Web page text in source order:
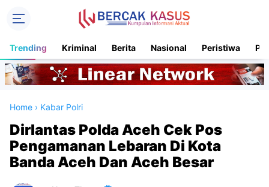
Trending Kriminal Berita Nasional Peristiwa
Home › Kabar Polri
Dirlantas Polda Aceh Cek Pos
Pengamanan Lebaran Di Kota
Banda Aceh Dan Aceh Besar